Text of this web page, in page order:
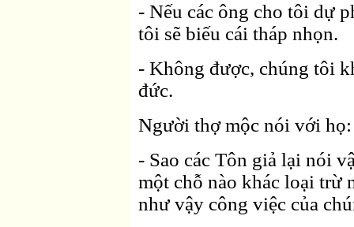
- Nếu các ông cho tôi dự
tôi sẽ biếu cái tháp nhọn.
- Không được, chúng tôi
đức.
Người thợ mộc nói với họ:
- Sao các Tôn giả lại nói
một chỗ nào khác loại trừ
như vậy công việc của